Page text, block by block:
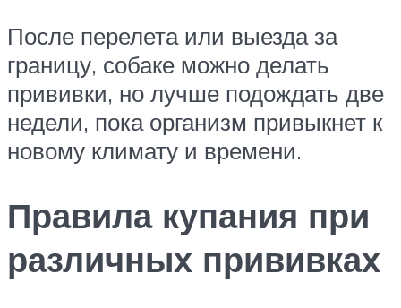
После перелета или выезда за
границу, собаке можно делать
прививки, но лучше подождать две
недели, пока организм привыкнет к
новому климату и времени.
Правила купания при
различных прививках